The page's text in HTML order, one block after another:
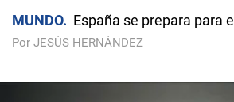
MUNDO España se prepara para
Por JESÚS HERNÁNDEZ